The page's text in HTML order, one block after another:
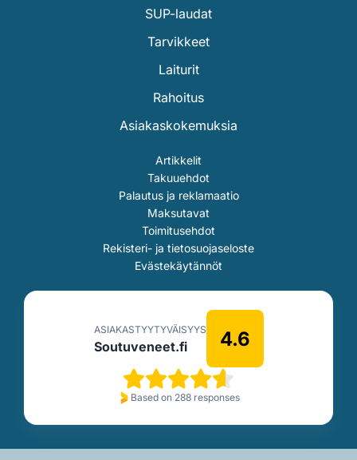
SUP-laudat
Tarvikkeet
Laiturit
Rahoitus
Asiakaskokemuksia
Artikkelit
Takuuehdot
Palautus ja reklamaatio
Maksutavat
Toimitusehdot
Rekisteri- ja tietosuojaseloste
Evästekäytännöt
ASIAKASTYYTYVÄISYYS
Soutuveneet.fi 4.6
Based on 288 responses